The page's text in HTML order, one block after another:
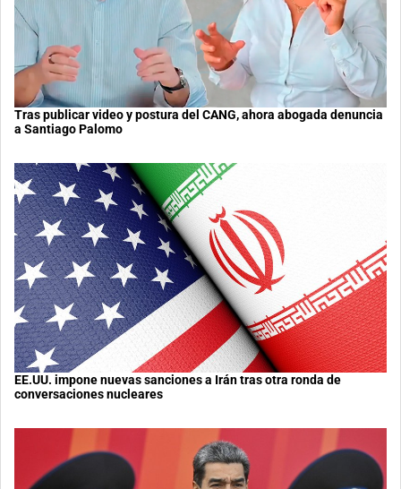
Tras publicar video y postura del CANG, ahora abogada denuncia
a Santiago Palomo
EE.UU. impone nuevas sanciones a Irán tras otra ronda de
conversaciones nucleares